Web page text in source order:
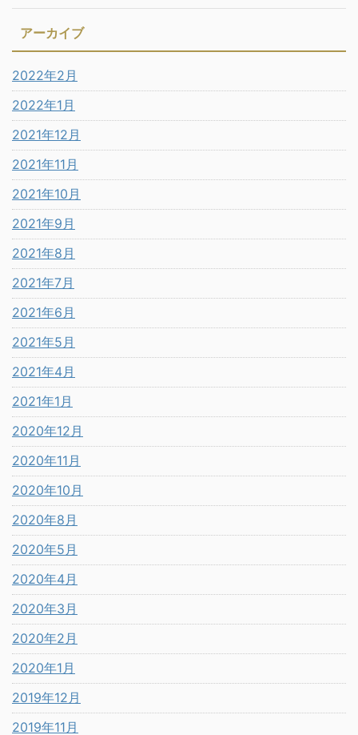
アーカイブ
2022年2月
2022年1月
2021年12月
2021年11月
2021年10月
2021年9月
2021年8月
2021年7月
2021年6月
2021年5月
2021年4月
2021年1月
2020年12月
2020年11月
2020年10月
2020年8月
2020年5月
2020年4月
2020年3月
2020年2月
2020年1月
2019年12月
2019年11月